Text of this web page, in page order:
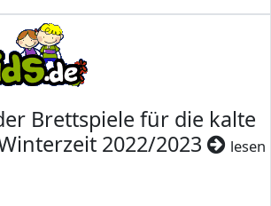
Brettspiele für die kalte
2022/2023
lesen